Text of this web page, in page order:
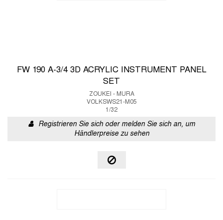
FW 190 A-3/4 3D ACRYLIC INSTRUMENT PANEL
SET
ZOUKEI - MURA
VOLKSWS21-M05
1/32
Registrieren Sie sich oder melden Sie sich an, um
Händlerpreise zu sehen